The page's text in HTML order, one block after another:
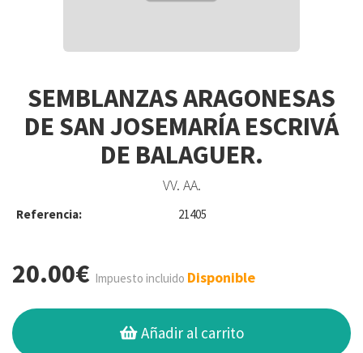
SEMBLANZAS ARAGONESAS
DE SAN JOSEMARÍA ESCRIVÁ
DE BALAGUER.
VV. AA.
Referencia: 21405
20.00€ Impuesto incluido Disponible
Añadir al carrito